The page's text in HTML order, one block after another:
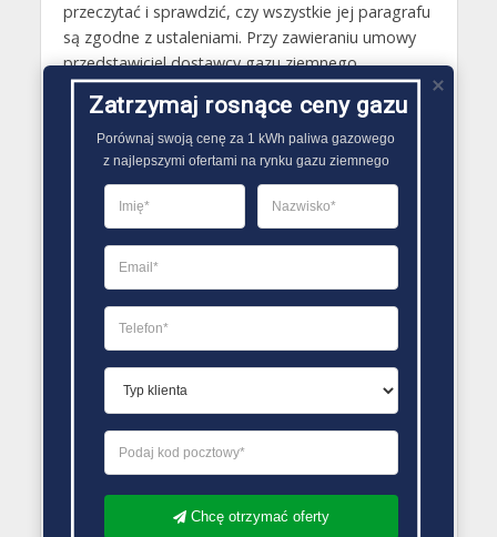
przeczytać i sprawdzić, czy wszystkie jej paragrafu
są zgodne z ustaleniami. Przy zawieraniu umowy
przedstawiciel dostawcy gazu ziemnego
zaproponuje także podpisanie upoważnienia.
Warto zdecydować się na tę opcję, za jej sprawą
to nowa firma zajmie się wszystkimi
formalnościami związanymi z rozwiązaniem starej
umowy oraz poinformowaniem Operatora
Systemu Dystrybucyjnego o zmianie sprzedawcy
gazu ziemnego..
PORÓWNYWARKA OFERT GAZU
Zatrzymaj rosnące ceny gazu
Porównaj swoją cenę za 1 kWh paliwa gazowego
z najlepszymi ofertami na rynku gazu ziemnego
Chcę otrzymać oferty